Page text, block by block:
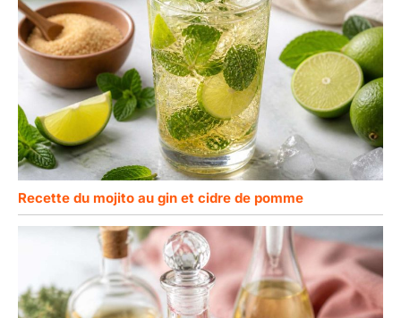
Recette du mojito au gin et cidre de pomme